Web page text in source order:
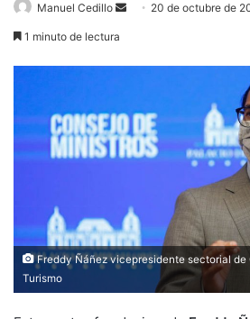
Manuel Cedillo
Send 20 de octubre de
1 minuto de lectura
Freddy Ñáñez vicepresidente sectorial
Turismo